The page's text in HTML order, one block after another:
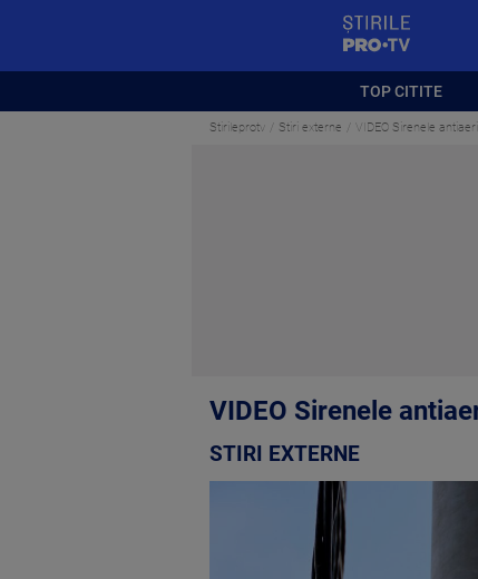
TOP CITITE
Stirileprotv Stiri externe VIDEO Sirenele
VIDEO Sirenele
STIRI EXTERNE